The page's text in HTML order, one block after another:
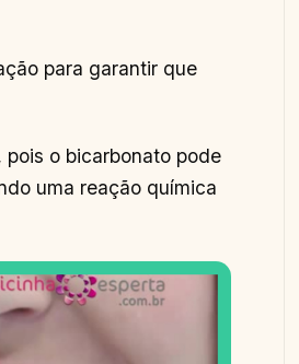
para garantir que
o bicarbonato pode
uma reação química